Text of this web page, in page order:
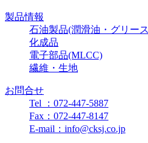
製品情報
石油製品(潤滑油・グリー
化成品
電子部品(MLCC)
繊維・生地
お問合せ
Tel ：072-447-5887
Fax：072-447-8147
E-mail：info@cksj.co.jp